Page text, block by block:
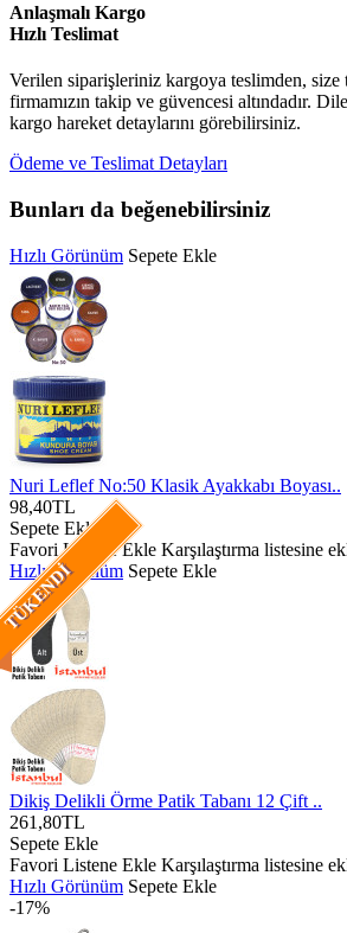
Anlaşmalı Kargo
Hızlı Teslimat
Verilen siparişleriniz kargoya teslimden, size
firmamızın takip ve güvencesi altındadır.
kargo hareket detaylarını görebilirsiniz.
Ödeme ve Teslimat Detayları
Bunları da beğenebilirsiniz
Hızlı Görünüm Sepete Ekle
Nuri Leflef No:50 Klasik Ayakkabı Boyası..
98,40TL
Sepete Ekle
Favori Listene Ekle Karşılaştırma listesine
TÜKENDI
Hızlı Görünüm Sepete Ekle
Dikiş Delikli Örme Patik Tabanı 12 Çift ..
261,80TL
Sepete Ekle
Favori Listene Ekle Karşılaştırma listesine
Hızlı Görünüm Sepete Ekle
-17%